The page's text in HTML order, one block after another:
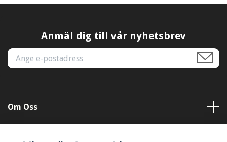
Anmäl dig till vår nyhetsbrev
Om Oss